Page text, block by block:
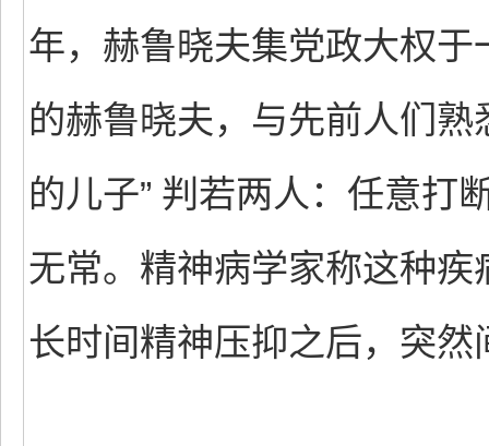
年，赫鲁晓夫集党政大权
的赫鲁晓夫，与先前人们
的儿子” 判若两人：任意打
无常。精神病学家称这种疾
长时间精神压抑之后，突然